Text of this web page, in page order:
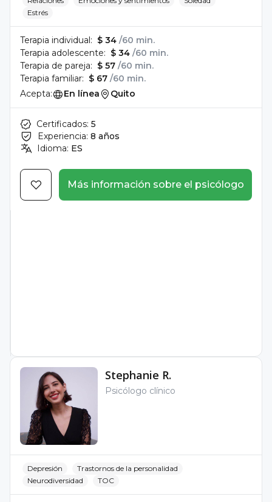
Estrés
Terapia individual: $ 34 /60 min.
Terapia adolescente: $ 34 /60 min.
Terapia de pareja: $ 57 /60 min.
Terapia familiar: $ 67 /60 min.
Acepta:
En línea Quito
Certificados: 5
Experiencia: 8 años
Idioma: ES
Más información sobre el psicólogo
Stephanie R.
Psicólogo clínico
Depresión
Trastornos de la personalidad
Neurodiversidad
TOC